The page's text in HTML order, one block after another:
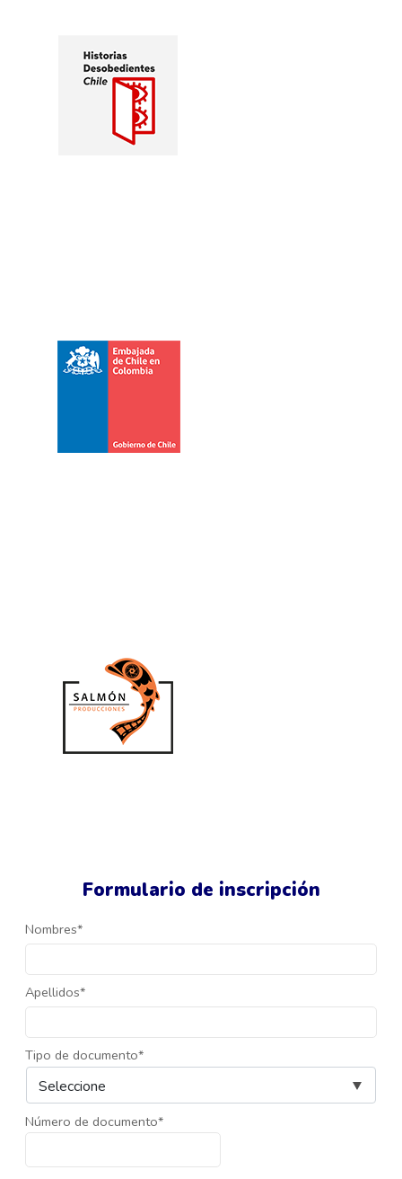
Formulario de inscripción
Nombres*
Apellidos*
Tipo de documento*
Número de documento*